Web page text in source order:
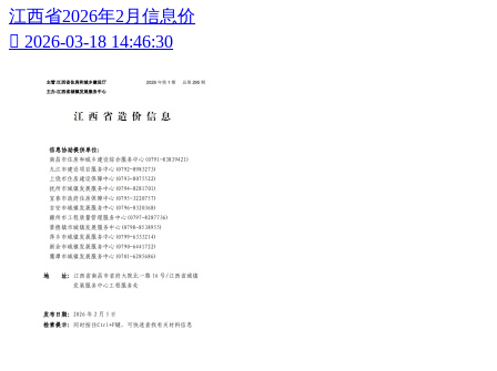
江西省2026年2月信息价
 2026-03-18 14:46:30